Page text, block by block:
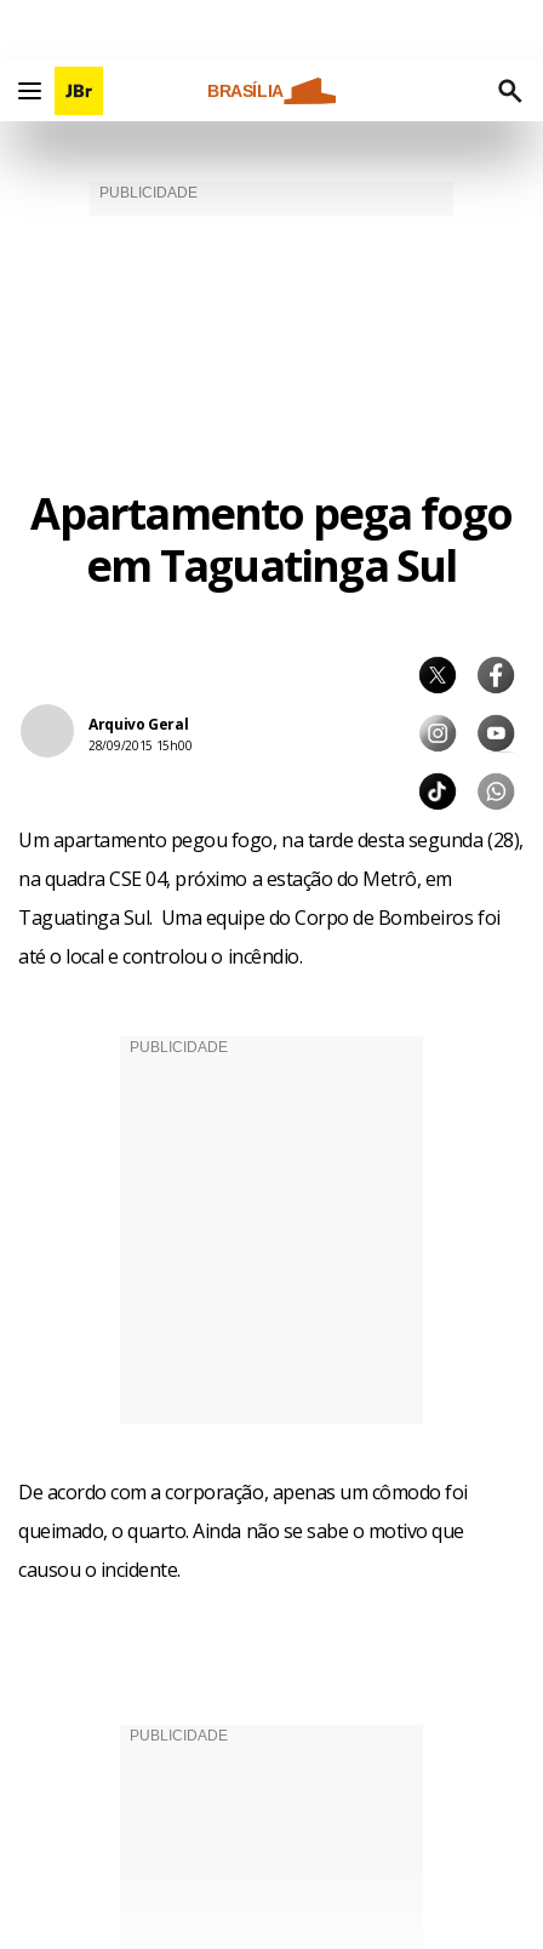
BRASÍLIA
Apartamento pega fogo
em Taguatinga Sul
Arquivo Geral
28/09/2015 15h00
Um apartamento pegou fogo, na tarde desta segunda (28),
na quadra CSE 04, próximo a estação do Metrô, em
Taguatinga Sul. Uma equipe do Corpo de Bombeiros foi
até o local e controlou o incêndio.
De acordo com a corporação, apenas um cômodo foi
queimado, o quarto. Ainda não se sabe o motivo que
causou o incidente.